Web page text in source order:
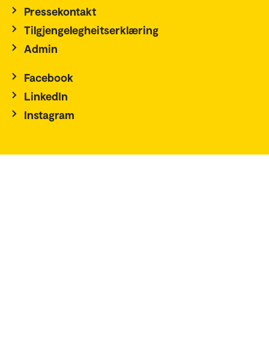
Pressekontakt
Tilgjengelegheitserklæring
Admin
Facebook
LinkedIn
Instagram